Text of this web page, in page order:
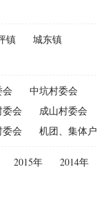
经费
险费补贴
保护补贴
镇
城东镇
会
中坑村委会
会
成山村委会
会 机团、集体户
2015年
2014年